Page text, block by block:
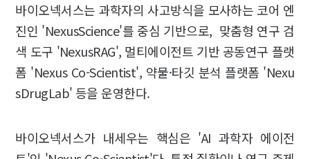
바이오넥서스는 과학자의 사고방식을 모사하는 코어 엔
진인 'NexusScience'를 중심 기반으로, 맞춤형 연구 검
색 도구 'NexusRAG', 멀티에이전트 기반 공동연구 플랫
폼 'Nexus Co-Scientist', 약물·타깃 분석 플랫폼 'Nexu
sDrugLab' 등을 운영한다.
바이오넥서스가 내세우는 핵심은 'AI 과학자 에이전